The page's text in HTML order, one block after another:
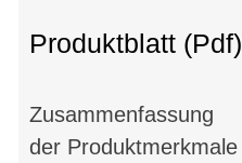
Produktblatt (Pdf)
Zusammenfassung
der Produktmerkmale